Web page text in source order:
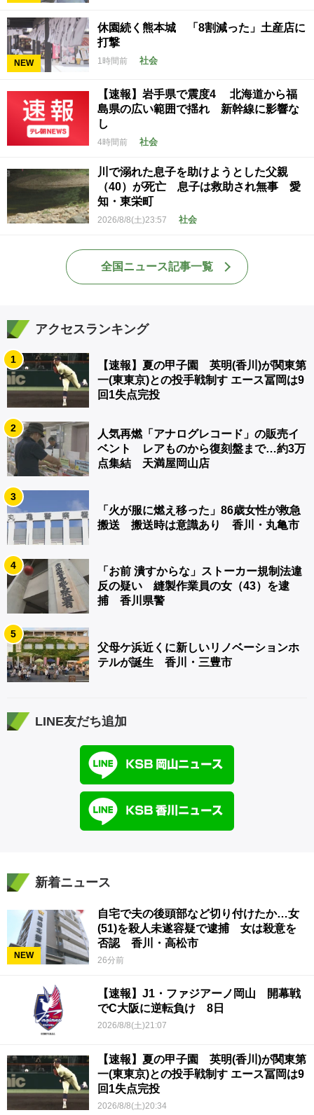
NEW
休園続く熊本城 「8割減った」土産店に
打撃
1時間前 社会
【速報】岩手県で震度4 北海道から福
島県の広い範囲で揺れ 新幹線に影響な
し
4時間前 社会
川で溺れた息子を助けようとした父親
（40）が死亡 息子は救助され無事 愛
知・東栄町
2026/8/8(土)23:57 社会
全国ニュース記事一覧
アクセスランキング
1
【速報】夏の甲子園 英明(香川)が関東第
一(東東京)との投手戦制す エース冨岡は9
回1失点完投
2
人気再燃「アナログレコード」の販売イ
ベント レアものから復刻盤まで…約3万
点集結 天満屋岡山店
3
「火が服に燃え移った」86歳女性が救急
搬送 搬送時は意識あり 香川・丸亀市
4
「お前 潰すからな」ストーカー規制法違
反の疑い 縫製作業員の女（43）を逮
捕 香川県警
5
父母ケ浜近くに新しいリノベーションホ
テルが誕生 香川・三豊市
LINE友だち追加
新着ニュース
NEW
自宅で夫の後頭部など切り付けたか…女
(51)を殺人未遂容疑で逮捕 女は殺意を
否認 香川・高松市
26分前
【速報】J1・ファジアーノ岡山 開幕戦
でC大阪に逆転負け 8日
2026/8/8(土)21:07
【速報】夏の甲子園 英明(香川)が関東第
一(東東京)との投手戦制す エース冨岡は9
回1失点完投
2026/8/8(土)20:34